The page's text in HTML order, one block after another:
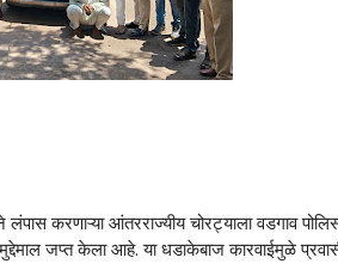
लंपास करणाऱ्या आंतरराज्यीय चोरट्याला वडगाव
जप्त केला आहे. या धडाकेबाज कारवाईमुळे प्रवासी